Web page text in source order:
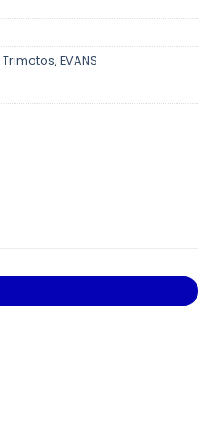
Trimotos, EVANS